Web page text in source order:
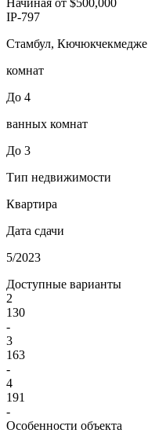
IP-797
Стамбул, Кючюкчекмедже
комнат
До 4
ванных комнат
До 3
Тип недвижимости
Квартира
Дата сдачи
5/2023
Доступные варианты
2
130
-
3
163
-
4
191
-
Особенности объекта